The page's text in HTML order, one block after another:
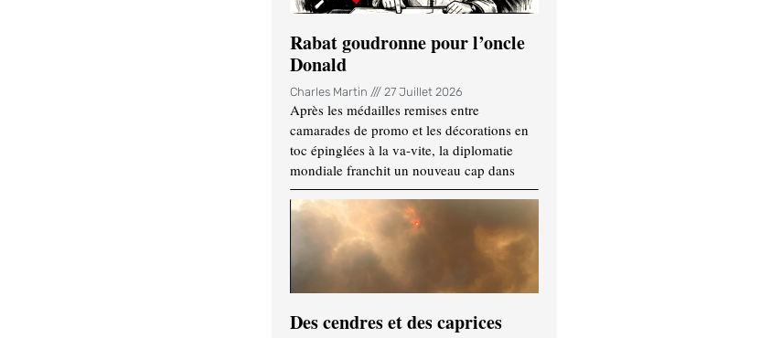
Rabat goudronne pour l’oncle
Donald
Charles Martin 27 Juillet 2026
Après les médailles remises entre
camarades de promo et les décorations en
toc épinglées à la va-vite, la diplomatie
mondiale franchit un nouveau cap dans
Des cendres et des caprices